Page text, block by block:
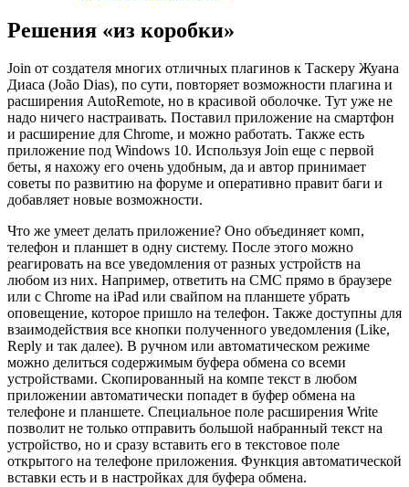
Решения «из коробки»
Join от создателя многих отличных плагинов к Таскеру Жуана
Диаса (João Dias), по сути, повторяет возможности плагина и
расширения AutoRemote, но в красивой оболочке. Тут уже не
надо ничего настраивать. Поставил приложение на смартфон
и расширение для Chrome, и можно работать. Также есть
приложение под Windows 10. Используя Join еще с первой
беты, я нахожу его очень удобным, да и автор принимает
советы по развитию на форуме и оперативно правит баги и
добавляет новые возможности.
Что же умеет делать приложение? Оно объединяет комп,
телефон и планшет в одну систему. После этого можно
реагировать на все уведомления от разных устройств на
любом из них. Например, ответить на СМС прямо в браузере
или с Chrome на iPad или свайпом на планшете убрать
оповещение, которое пришло на телефон. Также доступны для
взаимодействия все кнопки полученного уведомления (Like,
Reply и так далее). В ручном или автоматическом режиме
можно делиться содержимым буфера обмена со всеми
устройствами. Скопированный на компе текст в любом
приложении автоматически попадет в буфер обмена на
телефоне и планшете. Специальное поле расширения Write
позволит не только отправить большой набранный текст на
устройство, но и сразу вставить его в текстовое поле
открытого на телефоне приложения. Функция автоматической
вставки есть и в настройках для буфера обмена.